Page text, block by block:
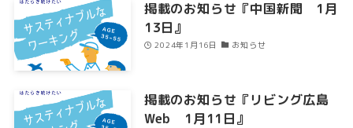
掲載のお知らせ『中国新聞 1月
13日』
2024年1月16日 お知らせ
掲載のお知らせ『リビング広島
Web 1月11日』